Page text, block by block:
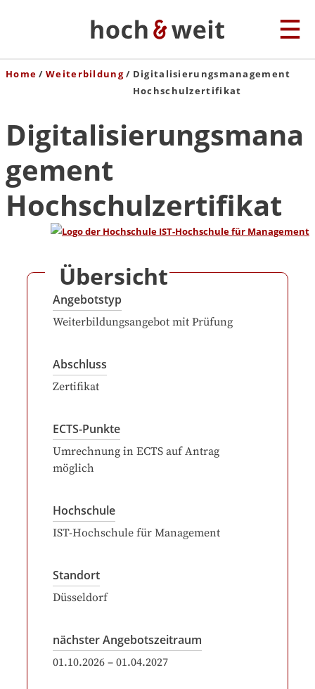
Home Weiterbildung
Digitalisierungsmanagement
Hochschulzertifikat
Digitalisierungsmana
gement
Hochschulzertifikat
Übersicht
Angebotstyp
Weiterbildungsangebot mit Prüfung
Abschluss
Zertifikat
ECTS-Punkte
Umrechnung in ECTS auf Antrag
möglich
Hochschule
IST-Hochschule für Management
Standort
Düsseldorf
nächster Angebotszeitraum
01.10.2026 – 01.04.2027